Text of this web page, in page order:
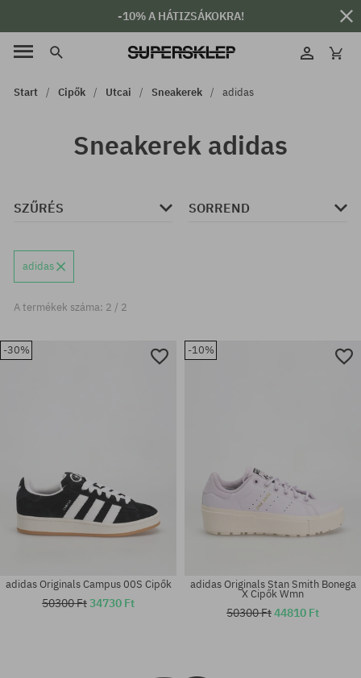
-10% A HÁTIZSÁKOKRA!
Start Cipők Utcai Sneakerek adidas
Sneakerek adidas
SZŰRÉS SORREND
adidas
A termékek száma: 2 / 2
-30%
adidas Originals Campus 00S Cipők
50300 Ft34730 Ft
-10%
adidas Originals Stan Smith Bonega
X Cipők Wmn
50300 Ft44810 Ft